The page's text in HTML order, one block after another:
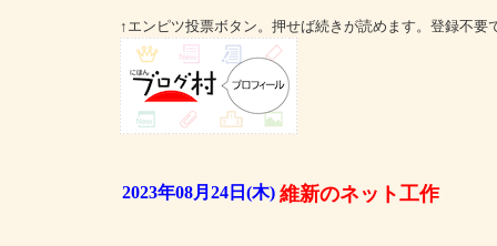
↑エンピツ投票ボタン。押せば続きが読めます。登録不要
2023年08月24日(木) 維新のネット工作